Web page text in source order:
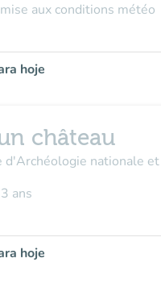
aux conditions météo
hoje
château
nationale
ans
hoje